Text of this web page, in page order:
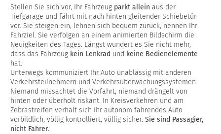
Stellen Sie sich vor, Ihr Fahrzeug parkt allein aus der
Tiefgarage und fährt mit nach hinten gleitender Schiebetür
vor. Sie steigen ein, lehnen sich bequem zurück, nennen Ihr
Fahrziel. Sie verfolgen an einem animierten Bildschirm die
Neuigkeiten des Tages. Längst wundert es Sie nicht mehr,
dass das Fahrzeug kein Lenkrad und keine Bedienelemente
hat.
Unterwegs kommuniziert Ihr Auto unablässig mit anderen
Verkehrsteilnehmern und Verkehrsüberwachungssystemen.
Niemand missachtet die Vorfahrt, niemand drängelt von
hinten oder überholt riskant. In Kreisverkehren und am
Zebrastreifen verhält sich Ihr autonom fahrendes Auto
vorbildlich, völlig kontrolliert, völlig sicher. Sie sind Passagier,
nicht Fahrer.